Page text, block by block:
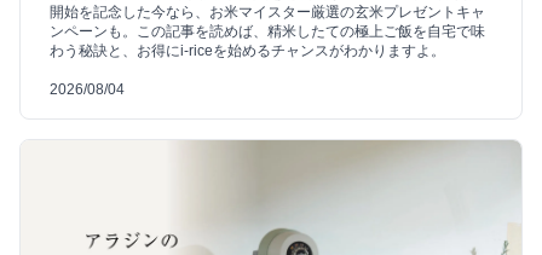
開始を記念した今なら、お米マイスター厳選の玄米プレゼントキャ
ンペーンも。この記事を読めば、精米したての極上ご飯を自宅で味
わう秘訣と、お得にi-riceを始めるチャンスがわかりますよ。
2026/08/04